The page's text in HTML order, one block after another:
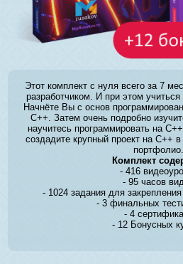
Этот комплект с нуля всего за 7
разработчиком. И при этом учиться
Начнёте Вы с основ
C++. Затем очень подробно
научитесь программировать на
создадите крупный проект на C++
портфолио.
Комплект
- 416
- 95 часов
- 1024 задания для
- 3 финальных
- 4
- 12 Бонусных